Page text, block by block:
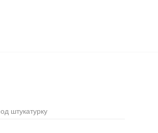
штукатурку